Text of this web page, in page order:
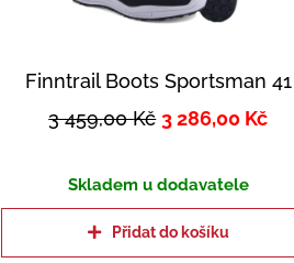
Finntrail Boots Sportsman 41
3 459,00Kč 3 286,00 Kč
Skladem u dodavatele
Přidat do košíku